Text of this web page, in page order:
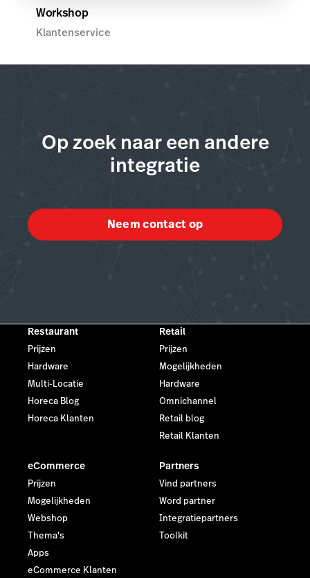
Workshop
Klantenservice
Op zoek naar een andere
integratie
Neem contact op
Restaurant
Prijzen
Hardware
Multi-Locatie
Horeca Blog
Horeca Klanten
Retail
Prijzen
Mogelijkheden
Hardware
Omnichannel
Retail blog
Retail Klanten
eCommerce
Prijzen
Mogelijkheden
Webshop
Thema's
Apps
eCommerce Klanten
Partners
Vind partners
Word partner
Integratiepartners
Toolkit